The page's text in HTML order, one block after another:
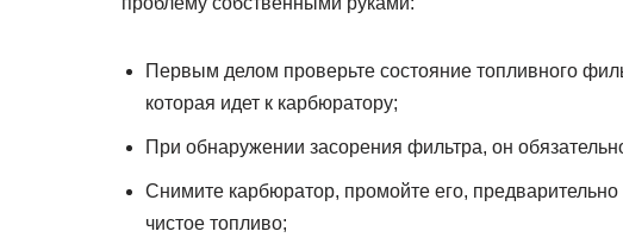
Первым делом проверьте состояние топливного
которая идет к карбюратору;
При обнаружении засорения фильтра, он
Снимите карбюратор, промойте его,
чистое топливо;